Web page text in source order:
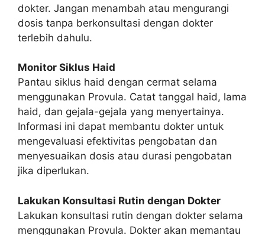
dokter. Jangan menambah atau mengurangi
dosis tanpa berkonsultasi dengan dokter
terlebih dahulu.
Monitor Siklus Haid
Pantau siklus haid dengan cermat selama
menggunakan Provula. Catat tanggal haid, lama
haid, dan gejala-gejala yang menyertainya.
Informasi ini dapat membantu dokter untuk
mengevaluasi efektivitas pengobatan dan
menyesuaikan dosis atau durasi pengobatan
jika diperlukan.
Lakukan Konsultasi Rutin dengan Dokter
Lakukan konsultasi rutin dengan dokter selama
menggunakan Provula. Dokter akan memantau